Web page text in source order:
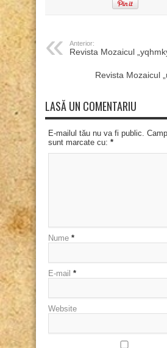
Anterior:
Revista Mozaicul
Revista Mozaicul
LASĂ UN COMENTARIU
E-mailul tău nu va fi public.
sunt marcate cu: *
Nume *
E-mail *
Website